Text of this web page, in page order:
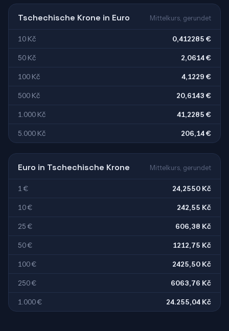
Tschechische Krone in Euro Mittelkurs, gerundet
10 Kč 0,412285 €
50 Kč 2,0614 €
100 Kč 4,1229 €
500 Kč 20,6143 €
1.000 Kč 41,2285 €
5.000 Kč 206,14 €
Euro in Tschechische Krone Mittelkurs, gerundet
1 € 24,2550 Kč
10 € 242,55 Kč
25 € 606,38 Kč
50 € 1212,75 Kč
100 € 2425,50 Kč
250 € 6063,76 Kč
1.000 € 24.255,04 Kč